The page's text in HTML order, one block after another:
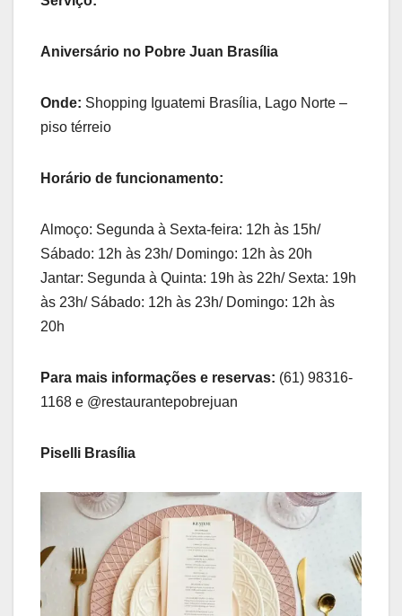
Aniversário no Pobre Juan Brasília
Onde: Shopping Iguatemi Brasília, Lago Norte –
piso térreio
Horário de funcionamento:
Almoço: Segunda à Sexta-feira: 12h às 15h/
Sábado: 12h às 23h/ Domingo: 12h às 20h
Jantar: Segunda à Quinta: 19h às 22h/ Sexta: 19h
às 23h/ Sábado: 12h às 23h/ Domingo: 12h às
20h
Para mais informações e reservas: (61) 98316-
1168 e @restaurantepobrejuan
Piselli Brasília